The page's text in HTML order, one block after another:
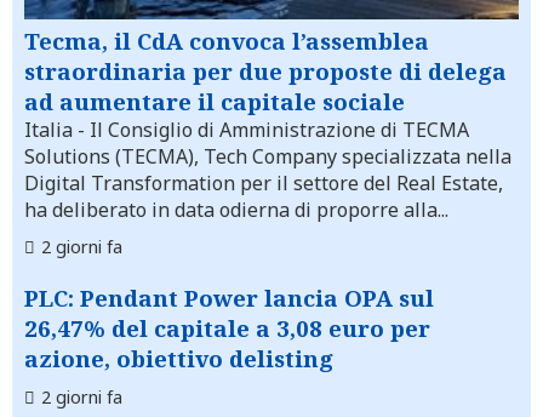
Tecma, il CdA convoca l’assemblea
straordinaria per due proposte di delega
ad aumentare il capitale sociale
Italia - Il Consiglio di Amministrazione di TECMA
Solutions (TECMA), Tech Company specializzata nella
Digital Transformation per il settore del Real Estate,
ha deliberato in data odierna di proporre alla...
2 giorni fa
PLC: Pendant Power lancia OPA sul
26,47% del capitale a 3,08 euro per
azione, obiettivo delisting
2 giorni fa